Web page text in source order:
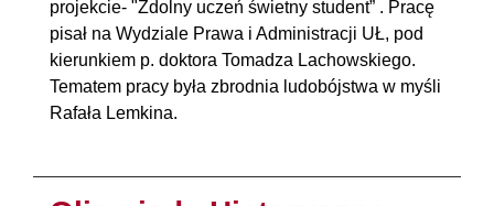
projekcie- "Zdolny uczeń świetny student” . Pracę
pisał na Wydziale Prawa i Administracji UŁ, pod
kierunkiem p. doktora Tomadza Lachowskiego.
Tematem pracy była zbrodnia ludobójstwa w myśli
Rafała Lemkina.